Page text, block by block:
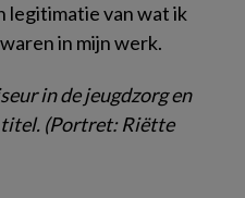
legitimatie van wat ik
in mijn werk.
in de jeugdzorg en
(Portret: Riëtte